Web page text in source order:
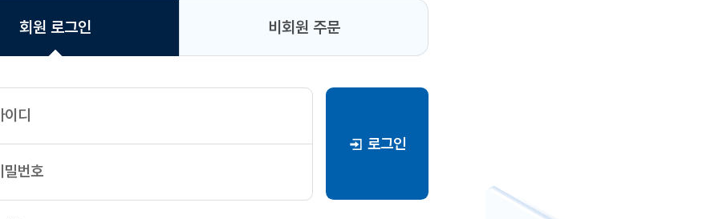
회원 로그인 비회원 주문
이디
밀번호
로그인